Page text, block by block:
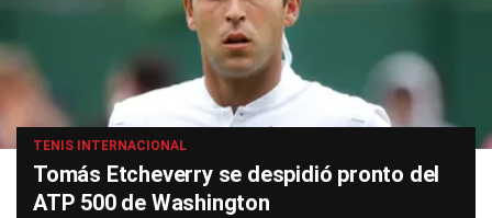
TENIS INTERNACIONAL
Tomás Etcheverry se despidió pronto del
ATP 500 de Washington